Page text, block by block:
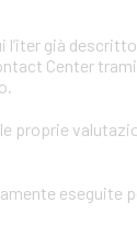
l’iter già
Center
proprie
eseguite